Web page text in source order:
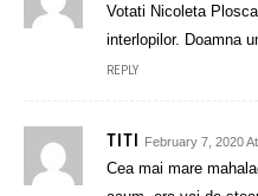
Votati Nicoleta
interlopilor. Doamna
REPLY
TITI February 7, 2020
Cea mai mare